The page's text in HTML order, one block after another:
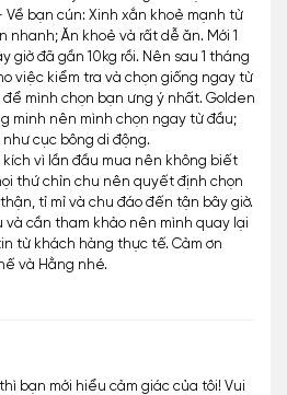
Về bạn cún: Xinh xắn khoẻ mạnh từ
nhanh; Ăn khoẻ và rất dễ ăn. Mới 1
giờ đã gần 10kg rồi. Nên sau 1 tháng
việc kiểm tra và chọn giống ngay từ
mình chọn bạn ưng ý nhất. Golden
minh nên mình chọn ngay từ đầu;
cục bông di động.
kích vì lần đầu mua nên không biết
thứ chỉn chu nên quyết định chọn
tỉ mỉ và chu đáo đến tận bây giờ.
và cần tham khảo nên mình quay lại
từ khách hàng thực tế. Cảm ơn
và Hằng nhé.
bạn mới hiểu cảm giác của tôi! Vui